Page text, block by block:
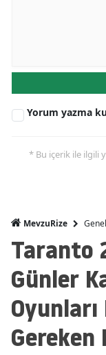
Yorum yazma
* Bu içerik ile ilgili
MevzuRize Genel
Taranto
Günler
Gereken